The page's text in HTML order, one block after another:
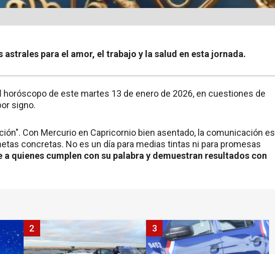
para el amor, el trabajo y la salud en esta jornada.
de este martes 13 de enero de 2026, en cuestiones de
signo.
Con Mercurio en Capricornio bien asentado, la comunicación es
concretas. No es un día para medias tintas ni para promesas
a quienes cumplen con su palabra y demuestran resultados con
2 3